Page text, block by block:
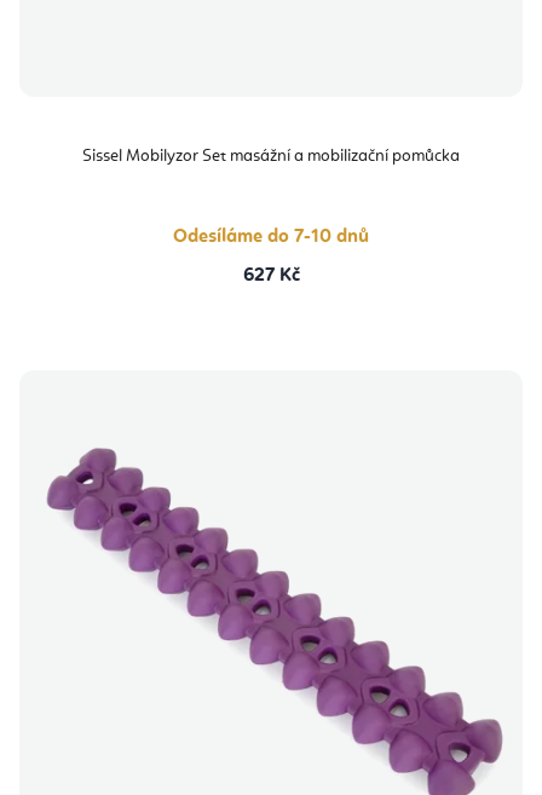
Sissel Mobilyzor Set masážní a mobilizační pomůcka
Odesíláme do 7-10 dnů
627 Kč